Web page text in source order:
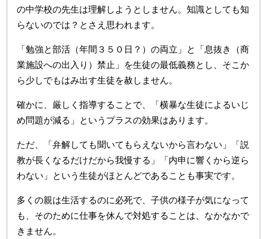
の中学校の先生は理解しようとしません。知識としても知
らないのでは？とさえ思われます。
「勉強と部活（年間３５０日？）の両立」と「息抜き（商
業施設への出入り）禁止」を生徒の最低義務とし、そこか
ら少しでもはみ出す生徒を赦しません。
確かに、厳しく指導することで、「横暴な生徒によるいじ
め問題が減る」というプラスの効果はあります。
ただ、「弁解しても聞いてもらえないから言わない」「説
教が長くなるだけだから我慢する」「内申に響くから逆ら
わない」という生徒がほとんどであることも事実です。
多くの親は生活するのに必死で、子供の様子が気になって
も、そのために仕事を休んで対処することは、なかなかで
きません。